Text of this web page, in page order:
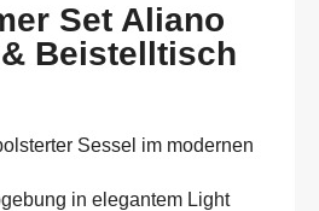
Set Aliano
Beistelltisch
Sessel im modernen
in elegantem Light